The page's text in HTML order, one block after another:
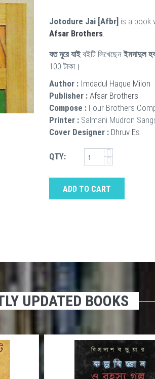
Jotodure Jai [Afbr] is a book
Afsar Brothers.
যত দূরে যাইবইটি লিখেছেনইমদাদুল
100 টাকা।
Author : Imdadul Haque Milon
Publisher : Afsar Brothers
Compose : Four Brothers
Printer : Salmani Mudron
Cover Designer : Dhruv Es
QTY:
ADD TO CART
UPDATED BOOKS